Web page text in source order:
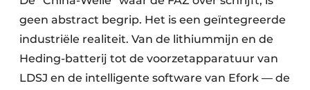
geen abstract begrip. Het is een geïntegreerde
industriële realiteit. Van de lithiummijn en de
Heding-batterij tot de voorzetapparatuur van
LDSJ en de intelligente software van Efork — de